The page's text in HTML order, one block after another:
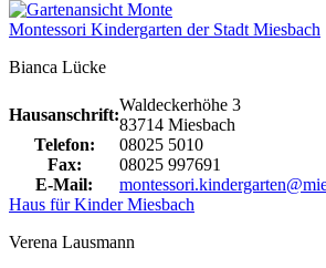
Montessori Kindergarten der Stadt Miesbach
Bianca Lücke
Hausanschrift:
Waldeckerhöhe 3
83714 Miesbach
Telefon:
08025 5010
Fax:
08025 997691
E-Mail:
Haus für Kinder Miesbach
Verena Lausmann